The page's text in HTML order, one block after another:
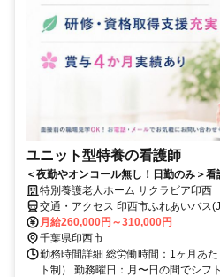
ユニット型特養の看護師
＜夜勤やオンコール無し！日勤のみ＞看
特別養護老人ホーム サクラビア印西
交通・アクセス 印西市ふれあいバス
西牧の原駅方面)「原山東街地区公園
車・バイク通勤OK
月給260,000円～310,000円
千葉県印西市
勤務時間詳細 総労働時間：1ヶ月あ
ト制） 勤務曜日：月〜日の間でシフ